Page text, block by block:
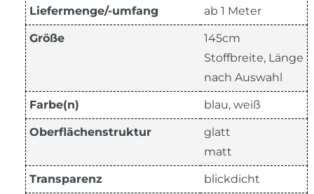
Liefermenge/-umfang ab 1 Meter
Größe
145cm
Stoffbreite, Länge
nach Auswahl
Farbe(n) blau, weiß
Oberflächenstruktur
glatt
matt
Transparenz blickdicht